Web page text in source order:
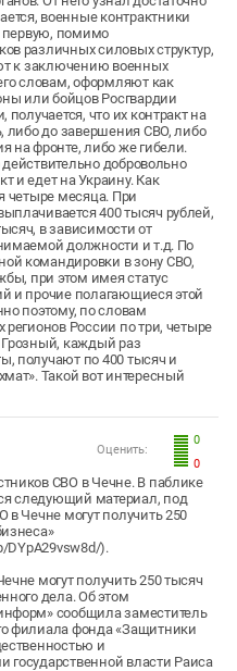
военные контрактники
первую, помимо
различных силовых структур,
к заключению военных
словам, оформляют как
или бойцов Росгвардии
что их контракт на
либо до завершения СВО, либо
на фронте, либо же гибели.
действительно добровольно
и едет на Украину. Как
четыре месяца. При
400 тысяч рублей,
в зависимости от
должности и т.д. По
командировки в зону СВО,
при этом имея статус
и прочие полагающиеся этой
поэтому, по словам
регионов России по три, четыре
каждый раз
получают по 400 тысяч и
Такой вот интересный
0
0
Оценить:
СВО в Чечне. В паблике
следующий материал, под
в Чечне могут получить 250
DYpA29vsw8d/).
могут получить 250 тысяч
дела. Об этом
сообщила заместитель
филиала фонда «Защитники
и
государственной власти Раиса